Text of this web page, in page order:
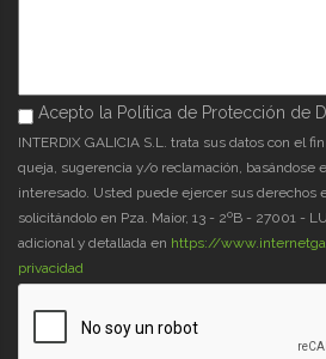
Acepto la Política de Protección de
Acepto la Política de Protección de
INTERDIX GALICIA S.L. trata sus datos con el
queja, sugerencia y/o reclamación, basándose
interesado. Usted puede ejercer sus derechos
solicitándolo en Pza. Maior, 13 - 2ºB - 27001 -
adicional y detallada en https://
privacidad